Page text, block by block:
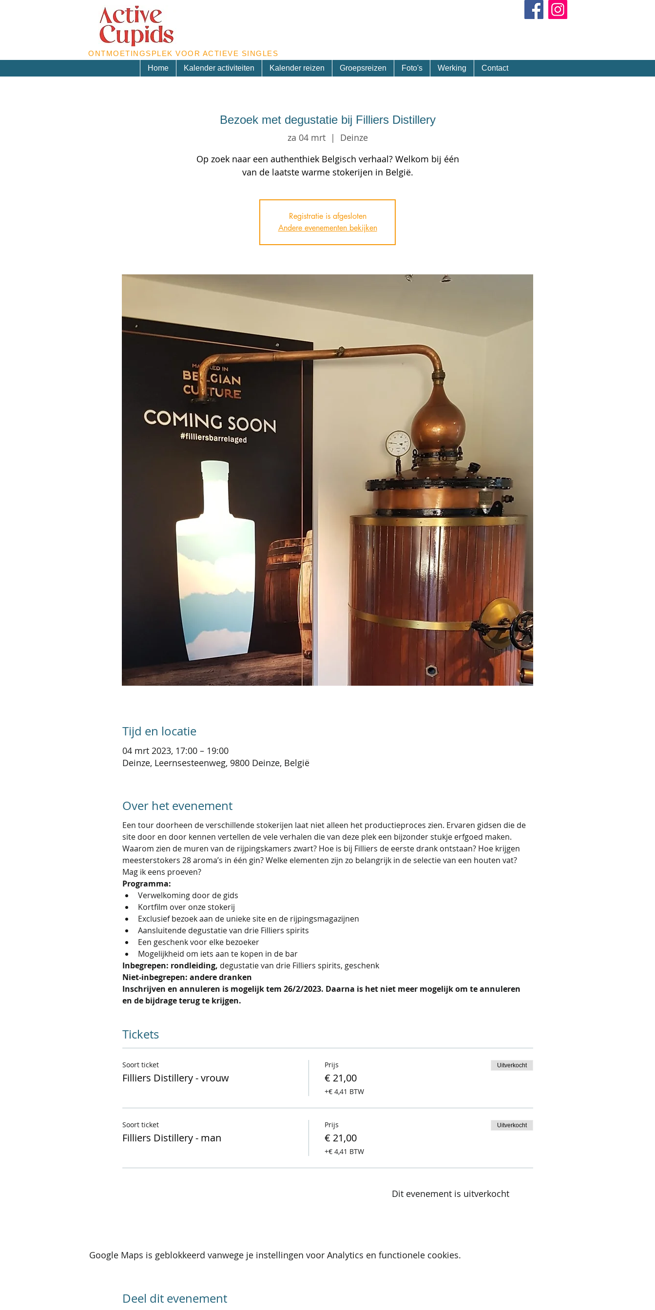
ONTMOETINGSPLEK VOOR ACTIEVE SINGLES
Home
Kalender activiteiten Kalender reizen Groepsreizen Foto's Werking Contact
Bezoek met degustatie bij Filliers Distillery
za 04 mrt
  |
Deinze
Op zoek naar een authenthiek Belgisch verhaal? Welkom bij één
van de laatste warme stokerijen in België.
Registratie is afgesloten
Andere evenementen bekijken
Tijd en locatie
04 mrt 2023, 17:00 – 19:00
Deinze, Leernsesteenweg, 9800 Deinze, België
Over het evenement
Een tour doorheen de verschillende stokerijen laat niet alleen het productieproces zien. Ervaren gidsen die de
site door en door kennen vertellen de vele verhalen die van deze plek een bijzonder stukje erfgoed maken.
Waarom zien de muren van de rijpingskamers zwart? Hoe is bij Filliers de eerste drank ontstaan? Hoe krijgen
meesterstokers 28 aroma’s in één gin? Welke elementen zijn zo belangrijk in de selectie van een houten vat?
Mag ik eens proeven?
Programma:
Verwelkoming door de gids
Kortfilm over onze stokerij
Exclusief bezoek aan de unieke site en de rijpingsmagazijnen
Aansluitende degustatie van drie Filliers spirits
Een geschenk voor elke bezoeker
Mogelijkheid om iets aan te kopen in de bar
Inbegrepen: rondleiding, degustatie van drie Filliers spirits, geschenk
Niet-inbegrepen: andere dranken
Inschrijven en annuleren is mogelijk tem 26/2/2023. Daarna is het niet meer mogelijk om te annuleren
en de bijdrage terug te krijgen.
Tickets
Soort ticket
Filliers Distillery - vrouw
Prijs
€ 21,00
+€ 4,41 BTW
Uitverkocht
Soort ticket
Filliers Distillery - man
Prijs
€ 21,00
+€ 4,41 BTW
Uitverkocht
Dit evenement is uitverkocht
Google Maps is geblokkeerd vanwege je instellingen voor Analytics en functionele cookies.
Deel dit evenement